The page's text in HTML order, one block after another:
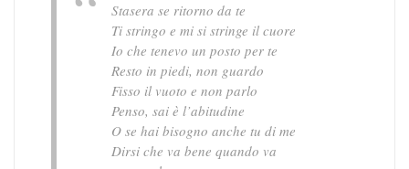
Stasera se ritorno da te
Ti stringo e mi si stringe il cuore
Io che tenevo un posto per te
Resto in piedi, non guardo
Fisso il vuoto e non parlo
Penso, sai è l’abitudine
O se hai bisogno anche tu di me
Dirsi che va bene quando va